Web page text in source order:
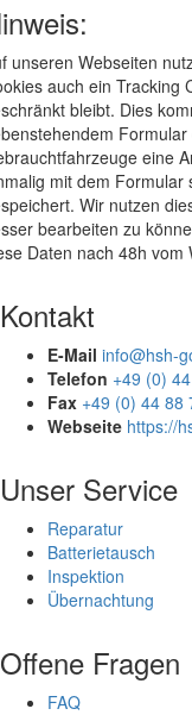
unseren Webseiten
auch ein Tracking
bleibt. Dies
eine
mit dem Formular
Wir nutzen
bearbeiten zu
Daten nach 48h vom
Kontakt
E-Mail info@hsh-
Telefon +49 (0)
Fax +49 (0) 44 88
Webseite https://
Unser Service
Reparatur
Batterietausch
Inspektion
Übernachtung
Offene Fragen
FAQ